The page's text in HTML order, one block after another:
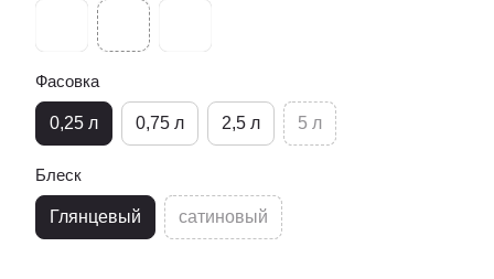
Фасовка
0,25 л 0,75 л 2,5 л 5 л
Блеск
Глянцевый сатиновый